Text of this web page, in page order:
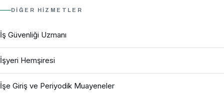
DIĞER HIZMETLER
İş Güvenliği Uzmanı
İşyeri Hemşiresi
İşe Giriş ve Periyodik Muayeneler